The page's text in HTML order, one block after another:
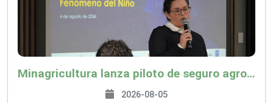
Minagricultura lanza piloto de seguro agropecuario por $9.625 millones para proteger a más de 14.000 pequeños productores contra riesgos del Fenómeno de El Niño
2026-08-05